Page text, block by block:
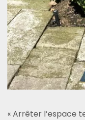
« Arrêter l’espace